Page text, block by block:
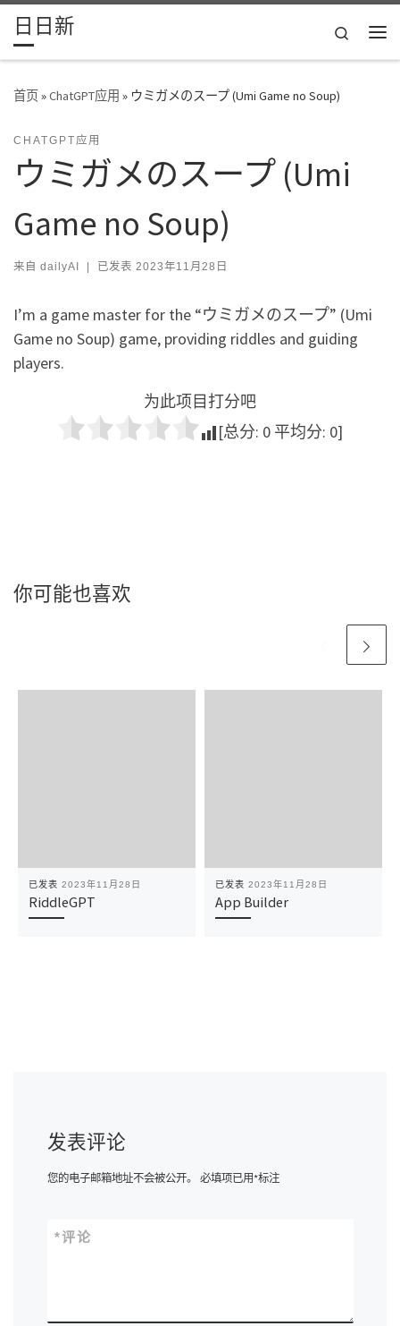
Skip to content
日日新
Search
首页»ChatGPT应用 » ウミガメのスープ (Umi Game no Soup)
CHATGPT应用
ウミガメのスープ (Umi
Game no Soup)
来自 dailyAI | 已发表 2023年11月28日
I’m a game master for the “ウミガメのスープ” (Umi
Game no Soup) game, providing riddles and guiding
players.
为此项目打分吧
[总分: 0 平均分: 0]
你可能也喜欢
已发表 2023年11月28日
RiddleGPT
已发表 2023年11月28日
App Builder
发表评论
您的电子邮箱地址不会被公开。 必填项已用*标注
评论
*